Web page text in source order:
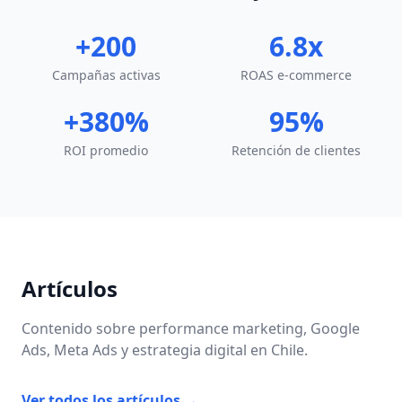
+200
Campañas activas
6.8x
ROAS e-commerce
+380%
ROI promedio
95%
Retención de clientes
Artículos
Contenido sobre performance marketing, Google
Ads, Meta Ads y estrategia digital en Chile.